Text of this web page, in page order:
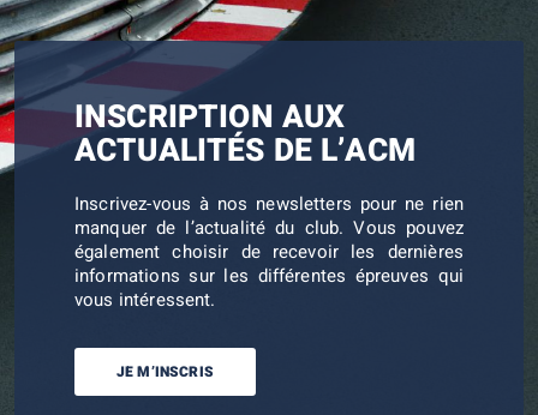
INSCRIPTION AUX
ACTUALITÉS DE L’ACM
Inscrivez-vous à nos newsletters pour ne rien
manquer de l’actualité du club. Vous pouvez
également choisir de recevoir les dernières
informations sur les différentes épreuves qui
vous intéressent.
JE M’INSCRIS